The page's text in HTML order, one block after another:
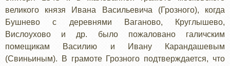
великого князя Ивана Васильевича (Грозного), когда
Бушнево с деревнями Ваганово, Круглышево,
Вислоухово и др. было пожаловано галичским
помещикам Василию и Ивану Карандашевым
(Свиньиным). В грамоте Грозного подтверждается, что